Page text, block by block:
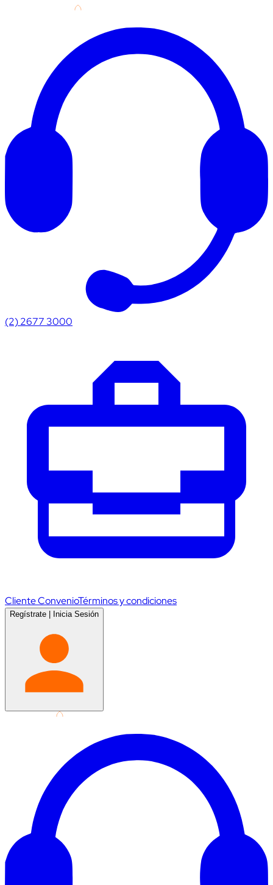
(2) 2677 3000
Cliente ConvenioTérminos y condiciones
Regístrate | Inicia Sesión